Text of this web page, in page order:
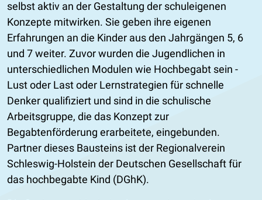
selbst aktiv an der Gestaltung der schuleigenen
Konzepte mitwirken. Sie geben ihre eigenen
Erfahrungen an die Kinder aus den Jahrgängen 5, 6
und 7 weiter. Zuvor wurden die Jugendlichen in
unterschiedlichen Modulen wie Hochbegabt sein -
Lust oder Last oder Lernstrategien für schnelle
Denker qualifiziert und sind in die schulische
Arbeitsgruppe, die das Konzept zur
Begabtenförderung erarbeitete, eingebunden.
Partner dieses Bausteins ist der Regionalverein
Schleswig-Holstein der Deutschen Gesellschaft für
das hochbegabte Kind (DGhK).